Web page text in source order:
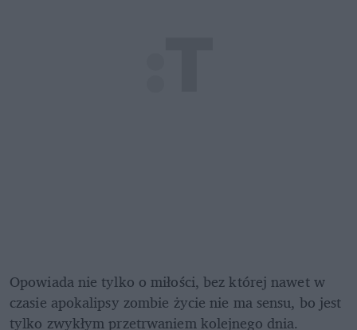
Opowiada nie tylko o miłości, bez której nawet w
czasie apokalipsy zombie życie nie ma sensu, bo jest